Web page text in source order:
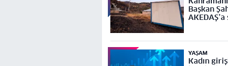
Başkan
YAŞAM
Kadın